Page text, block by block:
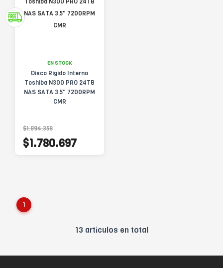
EN STOCK
Disco Rigido Interno
Toshiba N300 PRO 24TB
NAS SATA 3.5" 7200RPM
CMR
$1.894.358
$1.780.697
1
13 artículos en total